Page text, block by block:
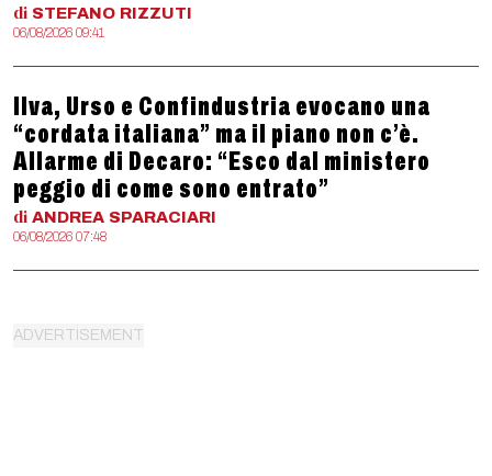
di STEFANO RIZZUTI
06/08/2026 09:41
Ilva, Urso e Confindustria evocano una
“cordata italiana” ma il piano non c’è.
Allarme di Decaro: “Esco dal ministero
peggio di come sono entrato”
di ANDREA SPARACIARI
06/08/2026 07:48